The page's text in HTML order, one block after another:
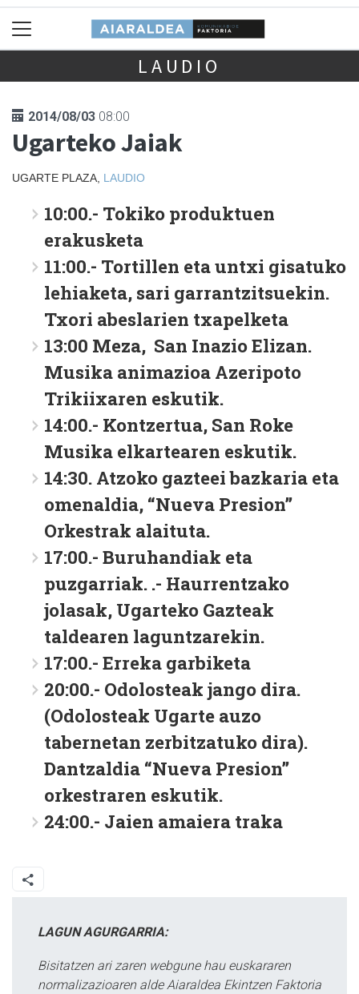
LAUDIO
2014/08/03 08:00
Ugarteko Jaiak
UGARTE PLAZA, LAUDIO
10:00.- Tokiko produktuen
erakusketa
11:00.- Tortillen eta untxi gisatuko
lehiaketa, sari garrantzitsuekin.
Txori abeslarien txapelketa
13:00 Meza, San Inazio Elizan.
Musika animazioa Azeripoto
Trikiixaren eskutik.
14:00.- Kontzertua, San Roke
Musika elkartearen eskutik.
14:30. Atzoko gazteei bazkaria eta
omenaldia, “Nueva Presion”
Orkestrak alaituta.
17:00.- Buruhandiak eta
puzgarriak. .- Haurrentzako
jolasak, Ugarteko Gazteak
taldearen laguntzarekin.
17:00.- Erreka garbiketa
20:00.- Odolosteak jango dira.
(Odolosteak Ugarte auzo
tabernetan zerbitzatuko dira).
Dantzaldia “Nueva Presion”
orkestraren eskutik.
24:00.- Jaien amaiera traka
LAGUN AGURGARRIA:
Bisitatzen ari zaren webgune hau euskararen
normalizazioaren alde Aiaraldea Ekintzen Faktoria